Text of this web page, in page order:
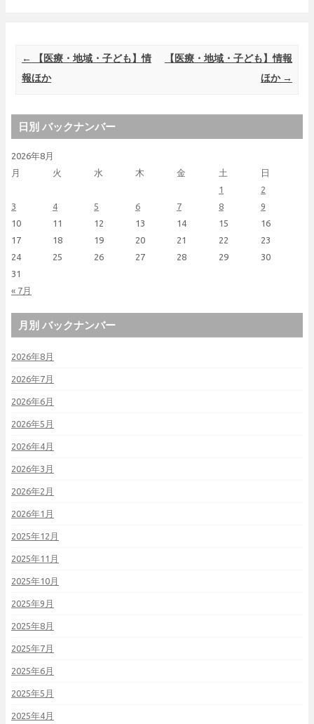
Post navigation
←
【医療・地域・子ども】情
報ほか
【医療・地域・子ども】情報
ほか →
日別 バックナンバー
2026年8月
月
火 水 木 金 土 日
« 7月
1
2
3
4 5 6 7 8
9
10
11 12 13 14 15
16
17
18 19 20 21 22
23
24
25 26 27 28 29
30
31
月別 バックナンバー
2026年8月
2026年7月
2026年6月
2026年5月
2026年4月
2026年3月
2026年2月
2026年1月
2025年12月
2025年11月
2025年10月
2025年9月
2025年8月
2025年7月
2025年6月
2025年5月
2025年4月